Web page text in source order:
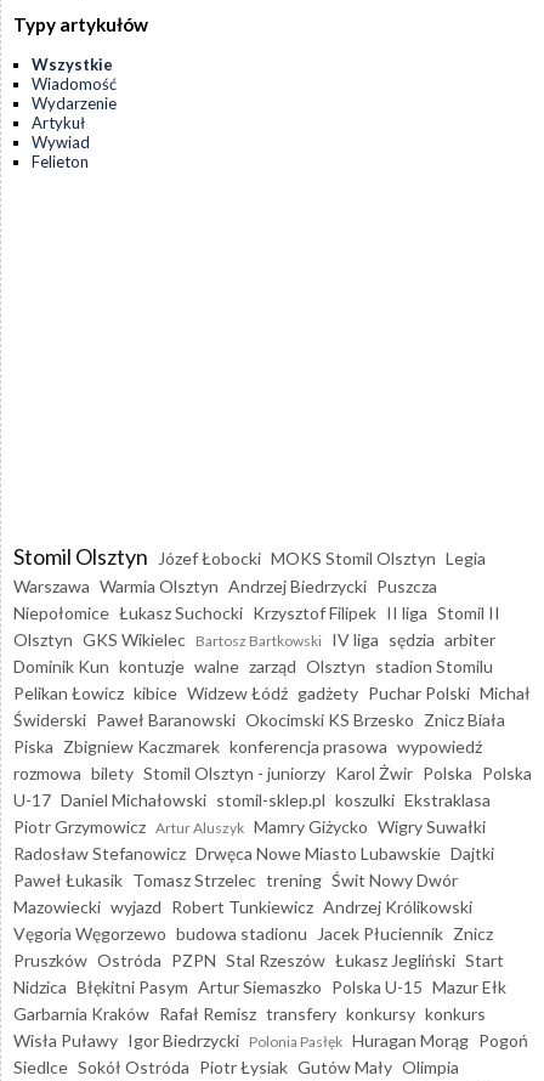
Typy artykułów
Wszystkie
Wiadomość
Wydarzenie
Artykuł
Wywiad
Felieton
Stomil Olsztyn Józef Łobocki MOKS Stomil Olsztyn Legia
Warszawa Warmia Olsztyn Andrzej Biedrzycki Puszcza
Niepołomice Łukasz Suchocki Krzysztof Filipek II liga Stomil II
Olsztyn GKS Wikielec Bartosz Bartkowski IV liga sędzia arbiter
Dominik Kun kontuzje walne zarząd Olsztyn stadion Stomilu
Pelikan Łowicz kibice Widzew Łódź gadżety Puchar Polski Michał
Świderski Paweł Baranowski Okocimski KS Brzesko Znicz Biała
Piska Zbigniew Kaczmarek konferencja prasowa wypowiedź
rozmowa bilety Stomil Olsztyn - juniorzy Karol Żwir Polska Polska
U-17 Daniel Michałowski stomil-sklep.pl koszulki Ekstraklasa
Piotr Grzymowicz Artur Aluszyk Mamry Giżycko Wigry Suwałki
Radosław Stefanowicz Drwęca Nowe Miasto Lubawskie Dajtki
Paweł Łukasik Tomasz Strzelec trening Świt Nowy Dwór
Mazowiecki wyjazd Robert Tunkiewicz Andrzej Królikowski
Vęgoria Węgorzewo budowa stadionu Jacek Płuciennik Znicz
Pruszków Ostróda PZPN Stal Rzeszów Łukasz Jegliński Start
Nidzica Błękitni Pasym Artur Siemaszko Polska U-15 Mazur Ełk
Garbarnia Kraków Rafał Remisz transfery konkursy konkurs
Wisła Puławy Igor Biedrzycki Polonia Pasłęk Huragan Morąg Pogoń
Siedlce Sokół Ostróda Piotr Łysiak Gutów Mały Olimpia